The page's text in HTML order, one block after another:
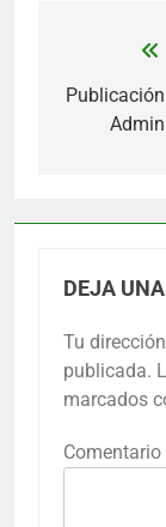
de
DEJA
Tu
publicada.
marcados
Comentario